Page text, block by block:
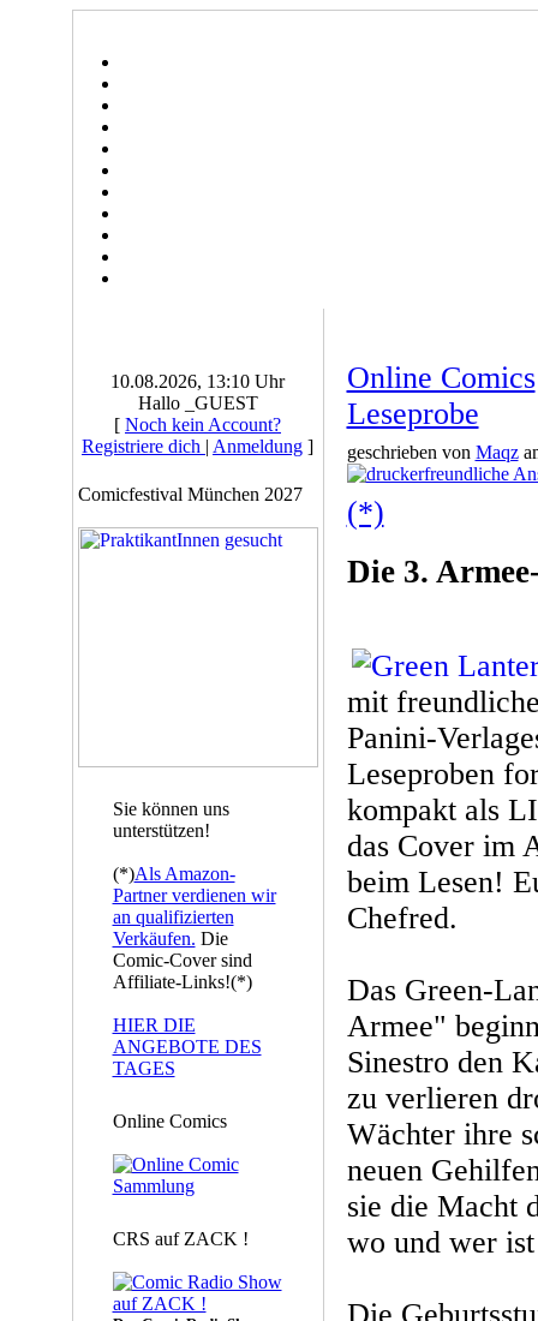
10.08.2026, 13:10 Uhr
Hallo _GUEST
[ Noch kein Account?
Registriere dich | Anmeldung ]
Comicfestival München 2027
Sie können uns
unterstützen!
(*)Als Amazon-
Partner verdienen wir
an qualifizierten
Verkäufen. Die
Comic-Cover sind
Affiliate-Links!(*)
HIER DIE
ANGEBOTE DES
TAGES
Online Comics
CRS auf ZACK !
Online Comics
Leseprobe
geschrieben von Maqz
(*)
Die 3.
mit
Panini-
Leseproben
kompakt als
das Cover im
beim Lesen!
Chefred.
Das Green-
Armee"
Sinestro den
zu verlieren
Wächter ihre
neuen
sie die Macht
wo und wer